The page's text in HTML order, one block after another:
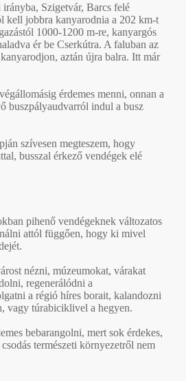
Szigetvár, Barcs felé
kell jobbra kanyarodnia a 202 km-t
1000-1200 m-re, kanyargós
ér be Cserkútra. A faluban az
aztán újra balra. Itt már
érdemes menni, onnan a
buszpályaudvarról indul a busz
szívesen megteszem, hogy
busszal érkező vendégek elé
pihenő vendégeknek változatos
attól függően, hogy ki mivel
nézni, múzeumokat, várakat
regenerálódni a
a régió híres borait, kalandozni
vagy túrabiciklivel a hegyen.
bebarangolni, mert sok érdekes,
természeti környezetről nem